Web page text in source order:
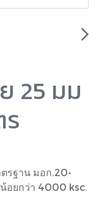
25 มม
รฐาน มอก.20-
อยกว่า 4000 ksc.